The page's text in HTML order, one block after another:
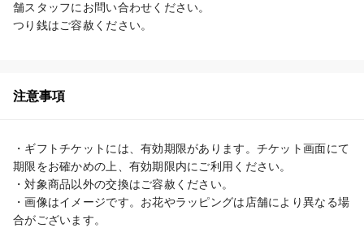
舗スタッフにお問い合わせください。
つり銭はご容赦ください。
注意事項
・ギフトチケットには、有効期限があります。チケット画面にて
期限をお確かめの上、有効期限内にご利用ください。
・対象商品以外の交換はご容赦ください。
・画像はイメージです。お花やラッピングは店舗により異なる場
合がございます。